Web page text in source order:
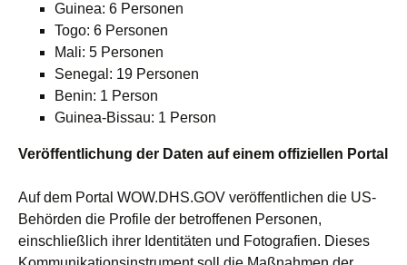
Guinea: 6 Personen
Togo: 6 Personen
Mali: 5 Personen
Senegal: 19 Personen
Benin: 1 Person
Guinea-Bissau: 1 Person
Veröffentlichung der Daten auf einem offiziellen Portal
Auf dem Portal WOW.DHS.GOV veröffentlichen die US-
Behörden die Profile der betroffenen Personen,
einschließlich ihrer Identitäten und Fotografien. Dieses